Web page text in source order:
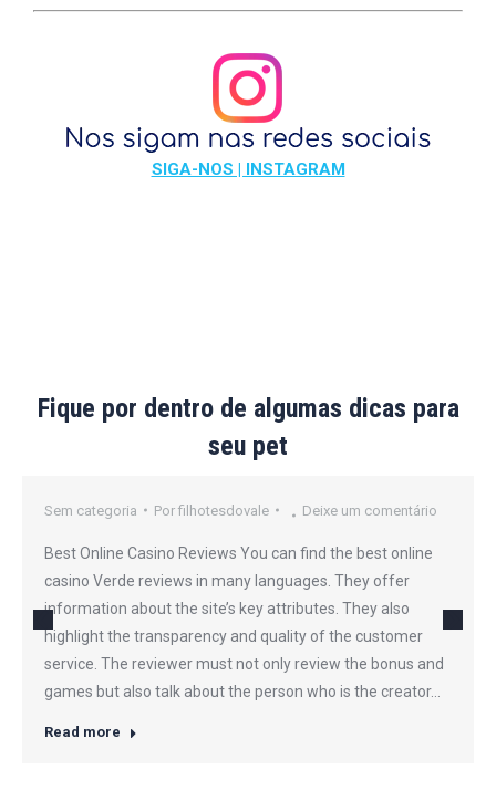
SIGA-NOS | INSTAGRAM
Fique por dentro de algumas dicas para
seu pet
Sem categoria Por filhotesdovale Deixe um comentário
Best Online Casino Reviews You can find the best online
casino Verde reviews in many languages. They offer
information about the site’s key attributes. They also
highlight the transparency and quality of the customer
service. The reviewer must not only review the bonus and
games but also talk about the person who is the creator…
Read more